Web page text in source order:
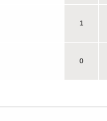
1
0